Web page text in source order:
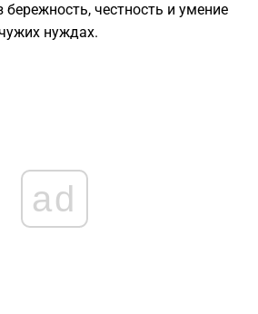
бережность, честность и умение
нуждах.
ad